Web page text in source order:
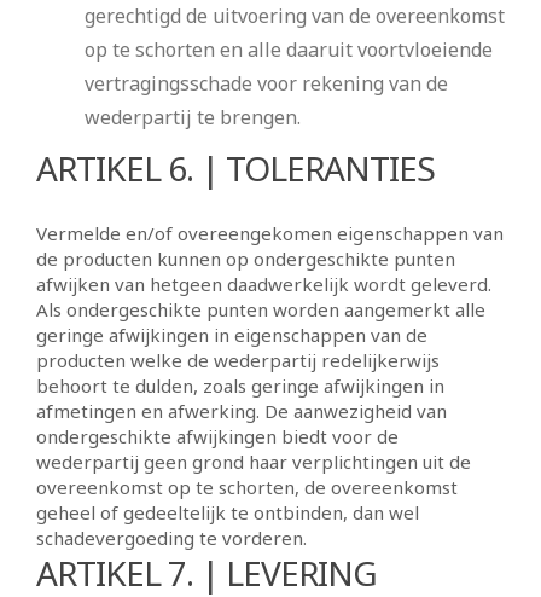
gerechtigd de uitvoering van de overeenkomst
op te schorten en alle daaruit voortvloeiende
vertragingsschade voor rekening van de
wederpartij te brengen.
ARTIKEL 6. | TOLERANTIES
Vermelde en/of overeengekomen eigenschappen van
de producten kunnen op ondergeschikte punten
afwijken van hetgeen daadwerkelijk wordt geleverd.
Als ondergeschikte punten worden aangemerkt alle
geringe afwijkingen in eigenschappen van de
producten welke de wederpartij redelijkerwijs
behoort te dulden, zoals geringe afwijkingen in
afmetingen en afwerking. De aanwezigheid van
ondergeschikte afwijkingen biedt voor de
wederpartij geen grond haar verplichtingen uit de
overeenkomst op te schorten, de overeenkomst
geheel of gedeeltelijk te ontbinden, dan wel
schadevergoeding te vorderen.
ARTIKEL 7. | LEVERING